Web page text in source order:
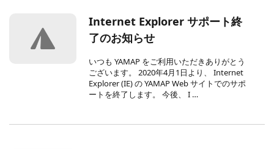
Internet Explorer サポート終
了のお知らせ
いつも YAMAP をご利用いただきありがとう
ございます。 2020年4月1日より、 Internet
Explorer (IE) の YAMAP Web サイトでのサポ
ートを終了します。 今後、 I …